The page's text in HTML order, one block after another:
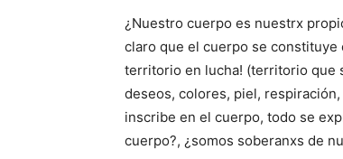
¿Nuestro cuerpo es nuestrx
claro que el cuerpo se constituye
territorio en lucha! (territorio que
deseos, colores, piel,
inscribe en el cuerpo, todo se
cuerpo?, ¿somos soberanxs de